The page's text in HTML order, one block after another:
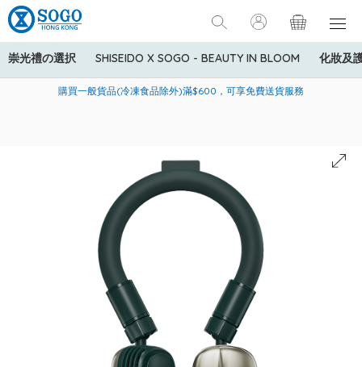
崇光禮の選択 SHISEIDO X SOGO - BEAUTY IN BLOOM 化妝及
美國運通Explorer®信用卡會員購物禮遇：高達5%簽賬回贈！
購買一般貨品(冷凍食品除外)滿$600，可享免費送貨服務
寄送中國內地服務只適用於指定商品，若訂單金額少於HK$600(折